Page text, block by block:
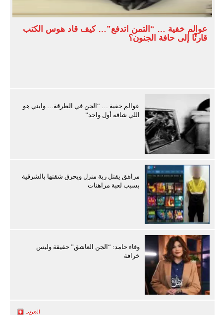
عوالم خفية … “التمن اتدفع”… كيف قاد هوس الكتب
قارئًا إلى حافة الجنون؟
عوالم خفية … “الجن في الطرقة… وابني هو
اللي شافه أول واحد”
مراهق يقتل ربة منزل ويحرق شقتها بالشرقية
بسبب لعبة مراهنات
وفاء حامد: “الجن العاشق” حقيقة وليس
خرافة